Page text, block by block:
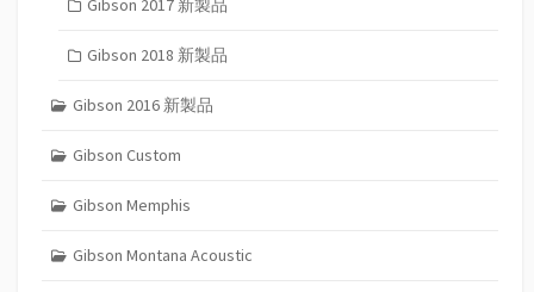
Gibson 2018 新製品
Gibson 2016 新製品
Gibson Custom
Gibson Memphis
Gibson Montana Acoustic